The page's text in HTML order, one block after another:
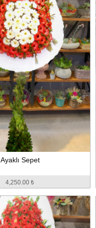
Ayaklı Sepet
4,250.00 ₺